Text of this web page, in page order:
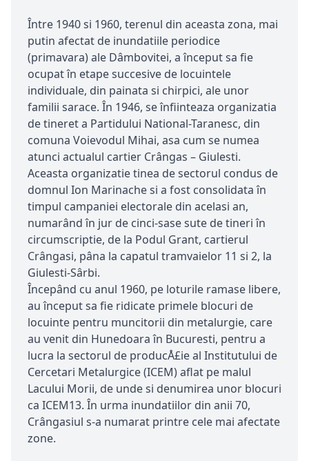
Între 1940 si 1960, terenul din aceasta zona, mai
putin afectat de inundatiile periodice
(primavara) ale Dâmbovitei, a început sa fie
ocupat în etape succesive de locuintele
individuale, din painata si chirpici, ale unor
familii sarace. În 1946, se înfiinteaza organizatia
de tineret a Partidului National-Taranesc, din
comuna Voievodul Mihai, asa cum se numea
atunci actualul cartier Crângas – Giulesti.
Aceasta organizatie tinea de sectorul condus de
domnul Ion Marinache si a fost consolidata în
timpul campaniei electorale din acelasi an,
numarând în jur de cinci-sase sute de tineri în
circumscriptie, de la Podul Grant, cartierul
Crângasi, pâna la capatul tramvaielor 11 si 2, la
Giulesti-Sârbi.
Începând cu anul 1960, pe loturile ramase libere,
au început sa fie ridicate primele blocuri de
locuinte pentru muncitorii din metalurgie, care
au venit din Hunedoara în Bucuresti, pentru a
lucra la sectorul de producÅ£ie al Institutului de
Cercetari Metalurgice (ICEM) aflat pe malul
Lacului Morii, de unde si denumirea unor blocuri
ca ICEM13. În urma inundatiilor din anii 70,
Crângasiul s-a numarat printre cele mai afectate
zone.